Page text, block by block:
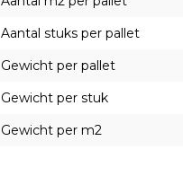
Aantal stuks per pallet
Gewicht per pallet
Gewicht per stuk
Gewicht per m2